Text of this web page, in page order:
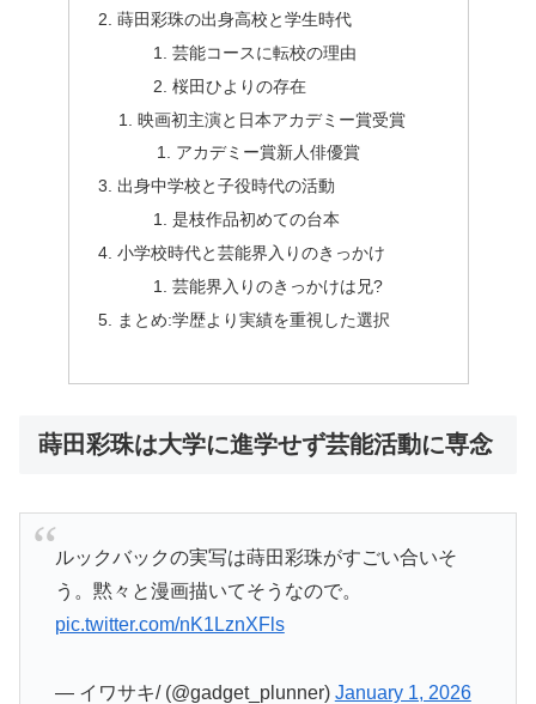
蒔田彩珠の出身高校と学生時代
芸能コースに転校の理由
桜田ひよりの存在
映画初主演と日本アカデミー賞受賞
アカデミー賞新人俳優賞
出身中学校と子役時代の活動
是枝作品初めての台本
小学校時代と芸能界入りのきっかけ
芸能界入りのきっかけは兄?
まとめ:学歴より実績を重視した選択
蒔田彩珠は大学に進学せず芸能活動に専念
ルックバックの実写は蒔田彩珠がすごい合いそ
う。黙々と漫画描いてそうなので。
pic.twitter.com/nK1LznXFls
— イワサキ/ (@gadget_plunner) January 1, 2026